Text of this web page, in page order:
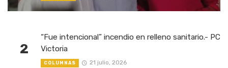
2
“Fue intencional” incendio en relleno sanitario.- PC
Victoria
COLUMNAS 21 julio, 2026